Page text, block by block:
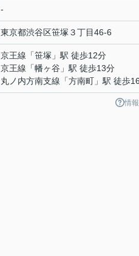
-
東京都渋谷区笹塚 ３丁目46-6
京王線 「笹塚 」駅 徒歩12分
京王線 「幡ヶ谷 」駅 徒歩13分
丸ノ内方南支線 「方南町 」駅 徒歩
情